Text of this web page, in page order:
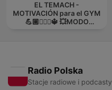
EL TEMACH -
MOTIVACIÓN para el GYM
💪🏼🏋🏻‍♀🔱 💥MODO
Radio Polska
Stacje radiowe i podcasty